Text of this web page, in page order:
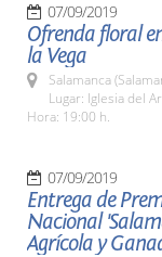
07/09/2019
Ofrenda floral
la Vega
Salamanca
Lugar: Iglesia del
Hora: 19:00 h.
07/09/2019
Entrega de
Nacional
Agrícola y